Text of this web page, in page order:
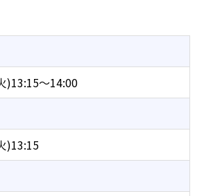
)13:15～14:00
)13:15